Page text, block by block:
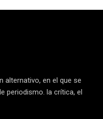
alternativo, en el que se
periodismo. la crítica, el